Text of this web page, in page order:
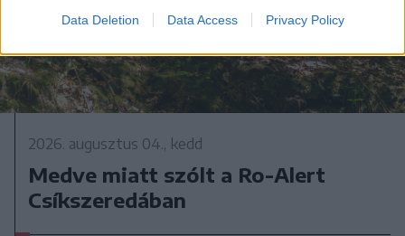
Data Deletion Data Access Privacy Policy
2026. augusztus 04., kedd
Medve miatt szólt a Ro-Alert
Csíkszeredában